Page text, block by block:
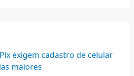
exigem cadastro de celular
maiores